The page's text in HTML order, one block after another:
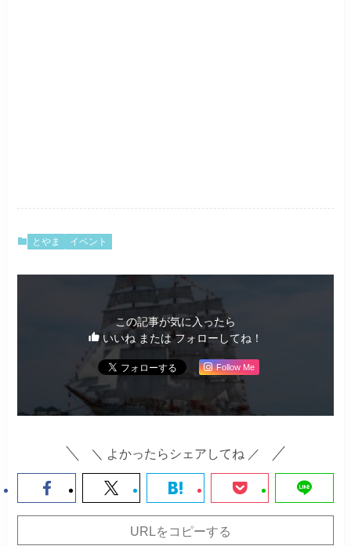
とやま イベント
この記事が気に入ったら
いいね または フォローしてね！
Follow Me
＼ よかったらシェアしてね ／
URLをコピーする